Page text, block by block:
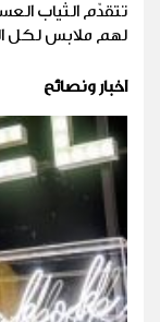
تتقدّم الثياب
لهم ملابس لكل
اخبار ونصائح